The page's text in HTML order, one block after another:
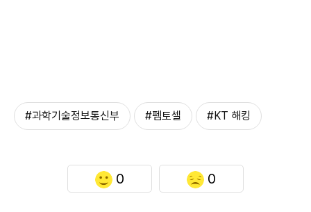
#과학기술정보통신부 #펨토셀 #KT 해킹
0 0